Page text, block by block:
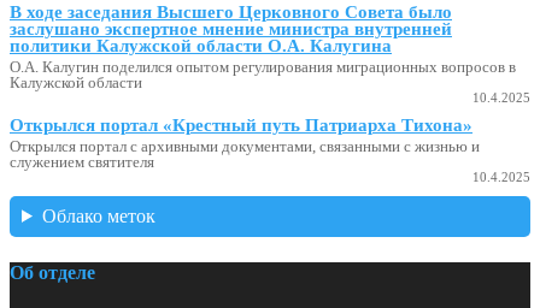
В ходе заседания Высшего Церковного Совета было
заслушано экспертное мнение министра внутренней
политики Калужской области О.А. Калугина
О.А. Калугин поделился опытом регулирования миграционных вопросов в
Калужской области
10.4.2025
Открылся портал «Крестный путь Патриарха Тихона»
Открылся портал с архивными документами, связанными с жизнью и
служением святителя
10.4.2025
Облако меток
Об отделе